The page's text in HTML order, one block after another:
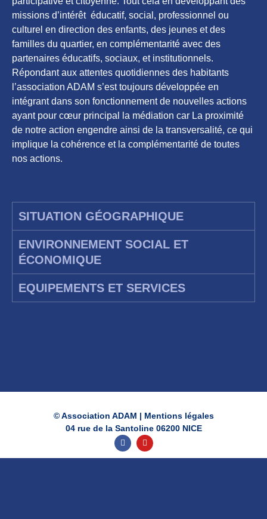
missions d’intérêt éducatif, social, professionnel ou
culturel en direction des enfants, des jeunes et des
familles du quartier, en complémentarité avec des
partenaires éducatifs, sociaux, et institutionnels.
Répondant aux attentes quotidiennes des habitants
l’association ADAM s’est toujours développée en
intégrant dans son fonctionnement de nouvelles actions
ayant pour cœur principal la médiation car La proximité
de notre action engendre ainsi de la transversalité, ce qui
implique la cohérence et la complémentarité de toutes
nos actions.
SITUATION GÉOGRAPHIQUE
ENVIRONNEMENT SOCIAL ET
ÉCONOMIQUE
EQUIPEMENTS ET SERVICES
© Association ADAM | Mentions légales
04 rue de la Santoline 06200 NICE